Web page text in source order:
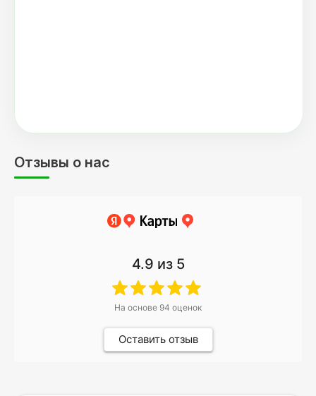
Отзывы о нас
4.9 из 5
На основе 94 оценок
Оставить отзыв